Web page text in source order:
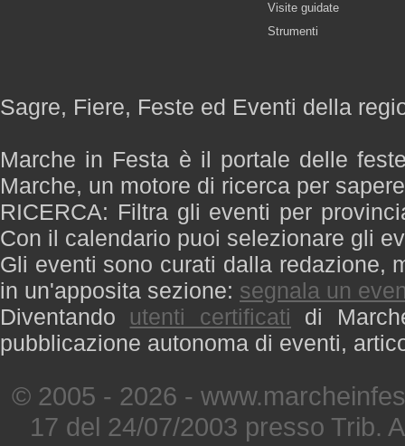
Visite guidate
Strumenti
Sagre, Fiere, Feste ed Eventi della
Marche in Festa è il portale delle
Marche, un motore di ricerca per
RICERCA: Filtra gli eventi per
Con il calendario puoi selezionare gli
Gli eventi sono curati dalla redazione,
in un'apposita sezione: segnala un
Diventando utenti certificati di
pubblicazione autonoma di eventi,
© 2005 - 2026 -
17 del 24/07/2003 presso Trib.